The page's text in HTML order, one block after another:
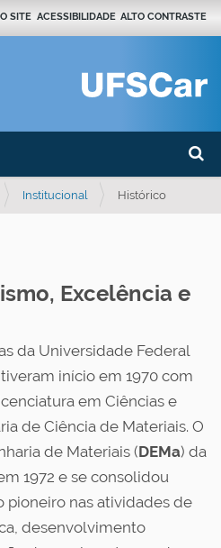
Busca
SITE ACESSIBILIDADE ALTO CONTRASTE
Institucional Histórico
Excelência e
da Universidade Federal
tiveram início em 1970 com
em Ciências e
de Ciência de Materiais. O
de Materiais (DEMa) da
1972 e se consolidou
nas atividades de
desenvolvimento